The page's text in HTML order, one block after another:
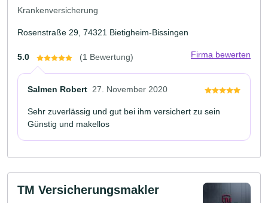
Krankenversicherung
Rosenstraße 29, 74321 Bietigheim-Bissingen
5.0 (1 Bewertung) Firma bewerten
Salmen Robert 27. November 2020
Sehr zuverlässig und gut bei ihm versichert zu sein
Günstig und makellos
TM Versicherungsmakler